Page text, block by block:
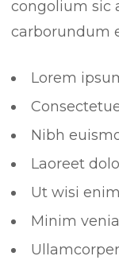
congolium sic
carborundum
Lorem
Nibh
Laoreet
Ut wisi
Minim